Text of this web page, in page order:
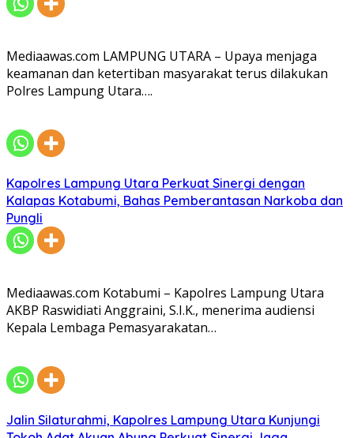
Mediaawas.com LAMPUNG UTARA – Upaya menjaga
keamanan dan ketertiban masyarakat terus dilakukan
Polres Lampung Utara….
Kapolres Lampung Utara Perkuat Sinergi dengan
Kalapas Kotabumi, Bahas Pemberantasan Narkoba dan
Pungli
Mediaawas.com Kotabumi – Kapolres Lampung Utara
AKBP Raswidiati Anggraini, S.I.K., menerima audiensi
Kepala Lembaga Pemasyarakatan…
Jalin Silaturahmi, Kapolres Lampung Utara Kunjungi